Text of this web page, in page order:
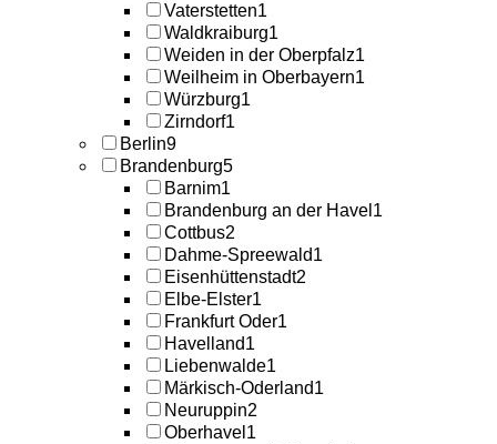
Vaterstetten1
Waldkraiburg1
Weiden in der Oberpfalz1
Weilheim in Oberbayern1
Würzburg1
Zirndorf1
Berlin9
Brandenburg5
Barnim1
Brandenburg an der Havel 1
Cottbus2
Dahme-Spreewald1
Eisenhüttenstadt2
Elbe-Elster1
Frankfurt Oder1
Havelland1
Liebenwalde1
Märkisch-Oderland1
Neuruppin2
Oberhavel 1